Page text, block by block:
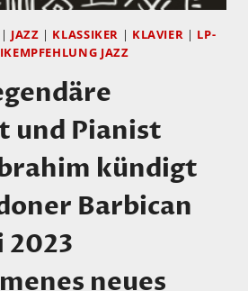
| JAZZ | KLASSIKER | KLAVIER | LP-
JAZZ
und Pianist
kündigt
Barbican
2023
neues